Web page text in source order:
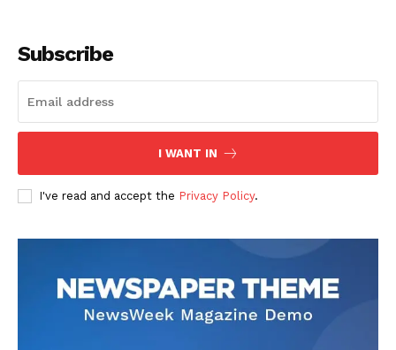
DOWNLOAD NOW
Subscribe
I WANT IN
I've read and accept the Privacy Policy.